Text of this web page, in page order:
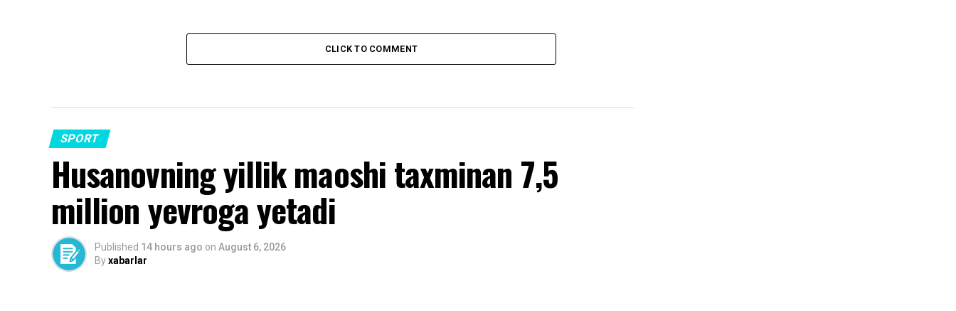
CLICK TO COMMENT
SPORT
Husanovning yillik maoshi taxminan 7,5
million yevroga yetadi
Published 14 hours ago on August 6, 2026
Byxabarlar